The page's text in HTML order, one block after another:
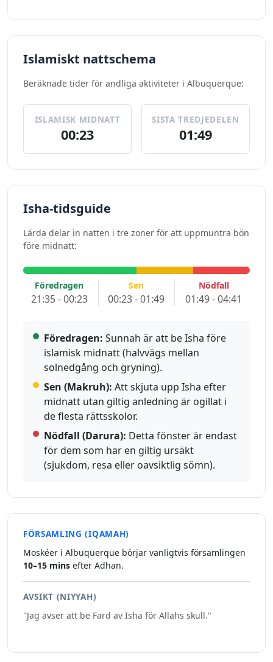
Islamiskt nattschema
Beräknade tider för andliga aktiviteter i Albuquerque:
ISLAMISK MIDNATT
00:23
SISTA TREDJEDELEN
01:49
Isha-tidsguide
Lärda delar in natten i tre zoner för att uppmuntra bön
före midnatt:
Föredragen
21:35 - 00:23
Sen
00:23 - 01:49
Nödfall
01:49 - 04:41
Föredragen: Sunnah är att be Isha före
islamisk midnatt (halvvägs mellan
solnedgång och gryning).
Sen (Makruh): Att skjuta upp Isha efter
midnatt utan giltig anledning är ogillat i
de flesta rättsskolor.
Nödfall (Darura): Detta fönster är endast
för dem som har en giltig ursäkt
(sjukdom, resa eller oavsiktlig sömn).
FÖRSAMLING (IQAMAH)
Moskéer i Albuquerque börjar vanligtvis församlingen
10–15 mins efter Adhan.
AVSIKT (NIYYAH)
"Jag avser att be Fard av Isha för Allahs skull."